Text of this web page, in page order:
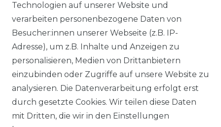
Technologien auf unserer Website und
verarbeiten personenbezogene Daten von
Besucher:innen unserer Webseite (z.B. IP-
Adresse), um z.B. Inhalte und Anzeigen zu
personalisieren, Medien von Drittanbietern
einzubinden oder Zugriffe auf unsere Website zu
analysieren. Die Datenverarbeitung erfolgt erst
durch gesetzte Cookies. Wir teilen diese Daten
mit Dritten, die wir in den Einstellungen